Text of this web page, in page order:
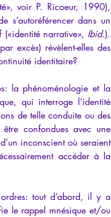
voir P. Ricoeur, 1990),
s’autoréférencer dans un
(«identité narrative», Ibid.).
excès) révèlent-elles des
identitaire?
la phénoménologie et la
qui interroge l’identité
de telle conduite ou des
confondues avec une
inconscient où seraient
accéder à la
tout d’abord, il y a
le rappel mnésique et/ou